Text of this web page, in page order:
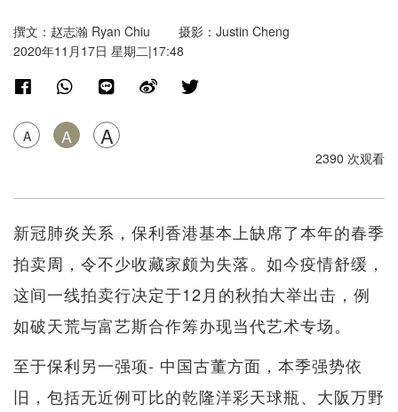
撰文：赵志瀚 Ryan Chiu 摄影：Justin Cheng
2020年11月17日 星期二|17:48
A A A
2390 次观看
新冠肺炎关系，保利香港基本上缺席了本年的春季
拍卖周，令不少收藏家颇为失落。如今疫情舒缓，
这间一线拍卖行决定于12月的秋拍大举出击，例
如破天荒与富艺斯合作筹办现当代艺术专场。
至于保利另一强项- 中国古董方面，本季强势依
旧，包括无近例可比的乾隆洋彩天球瓶、大阪万野